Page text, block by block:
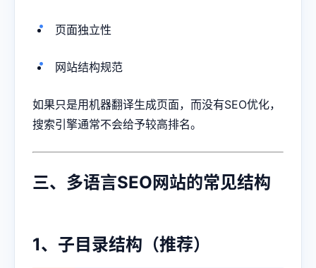
页面独立性
网站结构规范
如果只是用机器翻译生成页面，而没有SEO优化，
搜索引擎通常不会给予较高排名。
三、多语言SEO网站的常见结构
1、子目录结构（推荐）